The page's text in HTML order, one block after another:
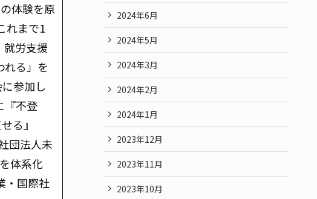
体験を原
れまで1
就労支援
れる」を
参加し
『不登
る』
団法人未
体系化
・国際社
2024年6月
2024年5月
2024年3月
2024年2月
2024年1月
2023年12月
2023年11月
2023年10月